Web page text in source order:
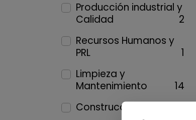
Producción industrial y
Calidad
2
Recursos Humanos y
PRL
1
Limpieza y
Mantenimiento
14
Construcción y Oficios